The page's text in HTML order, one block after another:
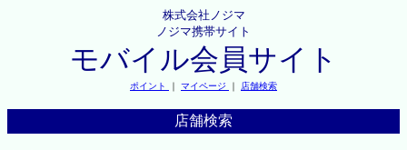
株式会社ノジマ
ノジマ携帯サイト
モバイル会員サイト
ポイント ｜ マイページ ｜ 店舗検索
店舗検索